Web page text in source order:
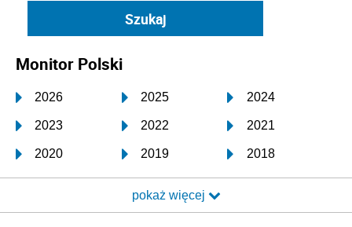
Monitor Polski
2026 2025 2024
2023 2022 2021
2020 2019 2018
2017 2016 2015
2014 2013 2012
pokaż więcej